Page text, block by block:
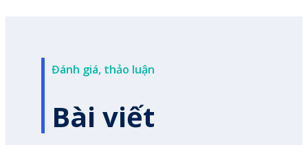
Đánh giá, thảo luận
Bài viết